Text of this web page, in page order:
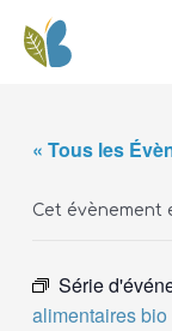
« Tous les
Cet évènement
Série
alimentaires bio